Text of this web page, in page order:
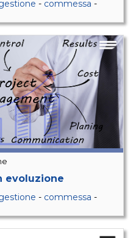
- commessa -
evoluzione
- commessa -